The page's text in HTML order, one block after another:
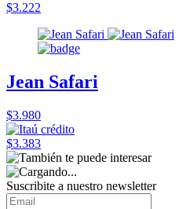
$3.222
Jean Safari
$3.980
$3.383
Suscribite a nuestro newsletter